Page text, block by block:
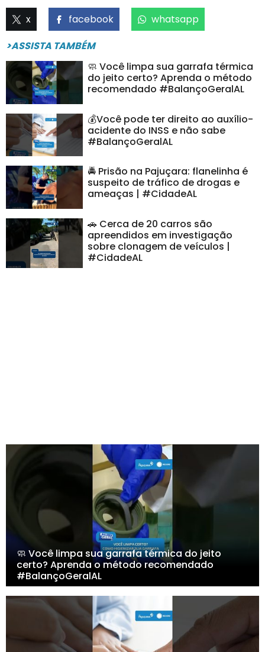
x facebook
whatsapp
>ASSISTA TAMBÉM
🧼 Você limpa sua garrafa térmica
do jeito certo? Aprenda o método
recomendado #BalançoGeralAL
💰Você pode ter direito ao auxílio-
acidente do INSS e não sabe
#BalançoGeralAL
🚔 Prisão na Pajuçara: flanelinha é
suspeito de tráfico de drogas e
ameaças | #CidadeAL
🚗 Cerca de 20 carros são
apreendidos em investigação
sobre clonagem de veículos |
#CidadeAL
🧼 Você limpa sua garrafa térmica do jeito
certo? Aprenda o método recomendado
#BalançoGeralAL